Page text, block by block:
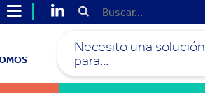
Necesito una solución
para...